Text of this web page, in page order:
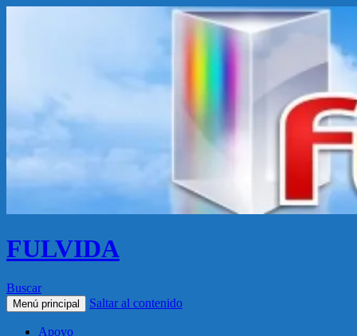
FULVIDA
Buscar
Menú principal Saltar al contenido
Apoyo